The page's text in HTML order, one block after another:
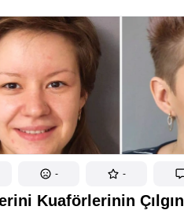
- -
Kuaförlerinin Çılgın